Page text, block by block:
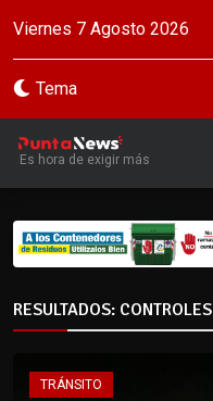
Viernes 7 Agosto 2026
Tema
Es hora de exigir más
RESULTADOS: CONTROLES
TRÁNSITO